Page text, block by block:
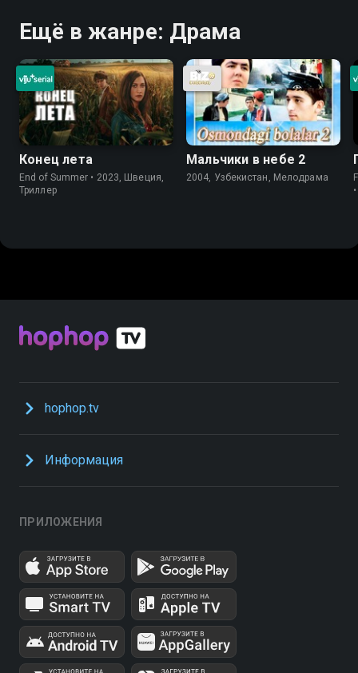
Ещё в жанре: Драма
Конец лета
End of Summer • 2023, Швеция,
Триллер
Мальчики в небе 2
2004, Узбекистан, Мелодрама
hophop.tv
Информация
ПРИЛОЖЕНИЯ